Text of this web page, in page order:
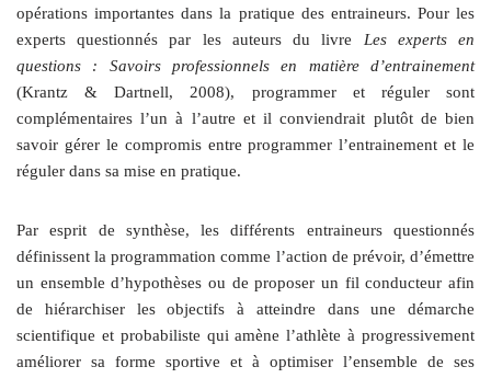
opérations importantes dans la pratique des entraineurs. Pour les
experts questionnés par les auteurs du livre Les experts en
questions : Savoirs professionnels en matière d’entrainement
(Krantz & Dartnell, 2008), programmer et réguler sont
complémentaires l’un à l’autre et il conviendrait plutôt de bien
savoir gérer le compromis entre programmer l’entrainement et le
réguler dans sa mise en pratique.
Par esprit de synthèse, les différents entraineurs questionnés
définissent la programmation comme l’action de prévoir, d’émettre
un ensemble d’hypothèses ou de proposer un fil conducteur afin
de hiérarchiser les objectifs à atteindre dans une démarche
scientifique et probabiliste qui amène l’athlète à progressivement
améliorer sa forme sportive et à optimiser l’ensemble de ses